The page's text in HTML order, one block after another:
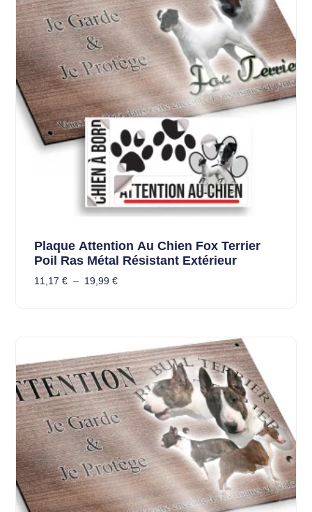
Plaque Attention Au Chien Fox Terrier
Poil Ras Métal Résistant Extérieur
11,17 € – 19,99 €